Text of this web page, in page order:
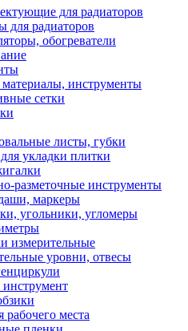
для радиаторов
для радиаторов
обогреватели
инструменты
сетки
листы, губки
укладки плитки
разметочные инструменты
маркеры
угольники, угломеры
измерительные
уровни, отвесы
рабочего места